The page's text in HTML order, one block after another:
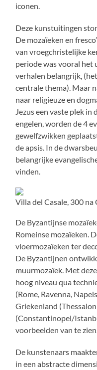
iconen.
Deze kunstuitingen
De mozaïeken en
van vroegchristelijke
periode was vooral het
verhalen belangrijk,
centrale thema). Maar
naar religieuze en
Jezus een vaste plek in
engelen, worden de 4
gewelfzwikken
de apsis. In de
belangrijke
vinden.
Villa del Casale, 300 na
De Byzantijnse
Romeinse mozaïeken.
vloermozaïeken ter
De Byzantijnen
muurmozaïek. Met
hoog niveau qua
(Rome, Ravenna,
Griekenland
(Constantinopel/
voorbeelden van te
De kunstenaars
in een abstracte